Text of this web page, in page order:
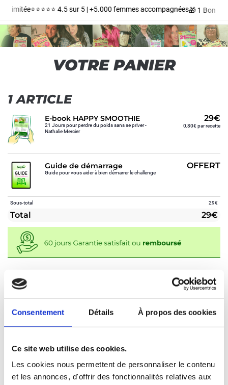
Consentement Détails À propos des cookies
Ce site web utilise des cookies.
Les cookies nous permettent de personnaliser le contenu
et les annonces, d'offrir des fonctionnalités relatives aux
VOTRE PANIER
1 ARTICLE
E-book HAPPY SMOOTHIE
21 Jours pour perdre du poids sans se priver -
Nathalie Mercier
29€
0,80€ par recette
Guide de démarrage
Guide pour vous aider à bien démarrer le challenge
OFFERT
Sous-total 29€
Total 29€
1
ETAPE 1 :
INFORMATIONS
D'ENVOIE
ETAPE 2 :
INFORMATIONS
DE PAIEMENT
Contact
Limitée⭐️⭐️⭐️⭐️⭐️ 4.5 sur 5 | +5.000 femmes accompagnées🎁 1 Bonus